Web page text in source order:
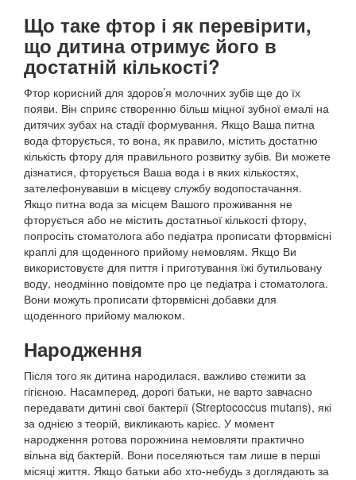
Що таке фтор і як перевірити,
що дитина отримує його в
достатній кількості?
Фтор корисний для здоров’я молочних зубів ще до їх
появи. Він сприяє створенню більш міцної зубної емалі на
дитячих зубах на стадії формування. Якщо Ваша питна
вода фторується, то вона, як правило, містить достатню
кількість фтору для правильного розвитку зубів. Ви можете
дізнатися, фторується Ваша вода і в яких кількостях,
зателефонувавши в місцеву службу водопостачання.
Якщо питна вода за місцем Вашого проживання не
фторується або не містить достатньої кількості фтору,
попросіть стоматолога або педіатра прописати фторвмісні
краплі для щоденного прийому немовлям. Якщо Ви
використовуєте для пиття і приготування їжі бутильовану
воду, неодмінно повідомте про це педіатра і стоматолога.
Вони можуть прописати фторвмісні добавки для
щоденного прийому малюком.
Народження
Після того як дитина народилася, важливо стежити за
гігієною. Насамперед, дорогі батьки, не варто завчасно
передавати дитині свої бактерії (Streptococcus mutans), які
за однією з теорій, викликають карієс. У момент
народження ротова порожнина немовляти практично
вільна від бактерій. Вони поселяються там лише в перші
місяці життя. Якщо батьки або хто-небудь з доглядають за